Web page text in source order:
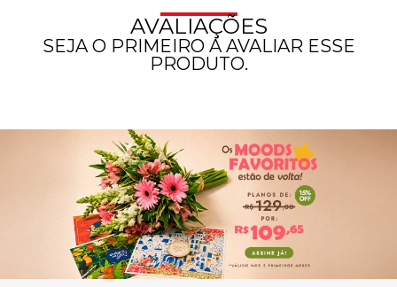
AVALIAÇÕES
SEJA O PRIMEIRO A AVALIAR ESSE
PRODUTO.